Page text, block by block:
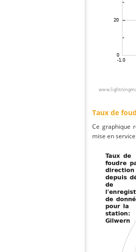
Taux de
Ce graphique
mise en